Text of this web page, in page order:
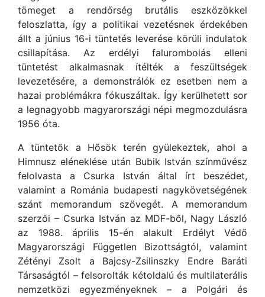
tömeget a rendőrség brutális eszközökkel
feloszlatta, így a politikai vezetésnek érdekében
állt a június 16-i tüntetés leverése körüli indulatok
csillapítása. Az erdélyi falurombolás elleni
tüntetést alkalmasnak ítélték a feszültségek
levezetésére, a demonstrálók ez esetben nem a
hazai problémákra fókuszáltak. Így kerülhetett sor
a legnagyobb magyarországi népi megmozdulásra
1956 óta.
A tüntetők a Hősök terén gyülekeztek, ahol a
Himnusz eléneklése után Bubik István színművész
felolvasta a Csurka István által írt beszédet,
valamint a Románia budapesti nagykövetségének
szánt memorandum szövegét. A memorandum
szerzői – Csurka István az MDF-ből, Nagy László
az 1988. április 15-én alakult Erdélyt Védő
Magyarországi Független Bizottságtól, valamint
Zétényi Zsolt a Bajcsy-Zsilinszky Endre Baráti
Társaságtól – felsorolták kétoldalú és multilaterális
nemzetközi egyezményeknek – a Polgári és